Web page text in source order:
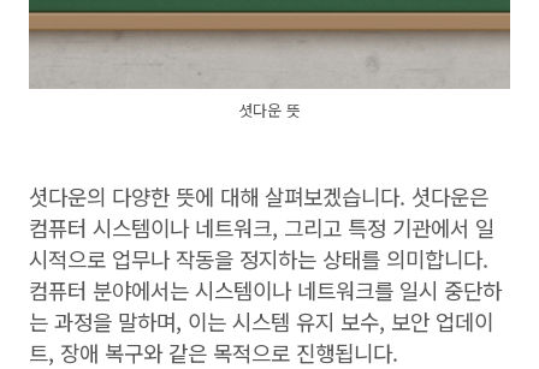
셧다운 뜻
셧다운의 다양한 뜻에 대해 살펴보겠습니다. 셧다운은
컴퓨터 시스템이나 네트워크, 그리고 특정 기관에서 일
시적으로 업무나 작동을 정지하는 상태를 의미합니다.
컴퓨터 분야에서는 시스템이나 네트워크를 일시 중단하
는 과정을 말하며, 이는 시스템 유지 보수, 보안 업데이
트, 장애 복구와 같은 목적으로 진행됩니다.